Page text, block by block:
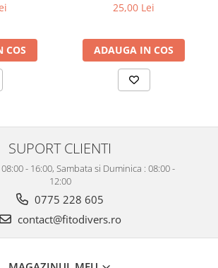
COS
25,00 Lei
ADAUGA IN COS
SUPORT CLIENTI
- 16:00, Sambata si Duminica : 08:00 -
12:00
0775 228 605
contact@fitodivers.ro